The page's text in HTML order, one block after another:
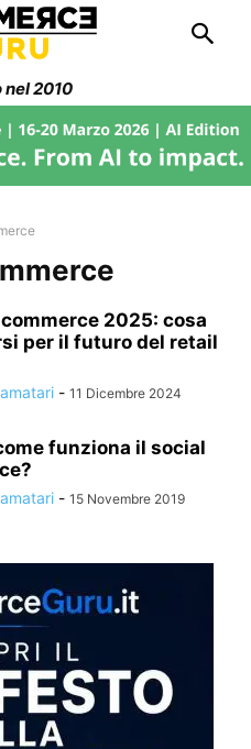
nel 2010
2025: cosa
per il futuro del retail
- 11 Dicembre 2024
funziona il social
- 15 Novembre 2019